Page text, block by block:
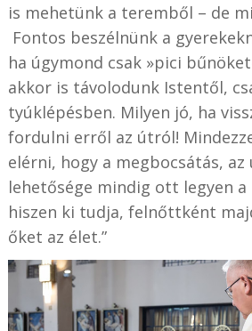
is mehetünk a teremből – de
Fontos beszélnünk a
ha úgymond csak »pici
akkor is távolodunk Istentől,
tyúklépésben. Milyen jó, ha
fordulni erről az útról!
elérni, hogy a megbocsátás, az
lehetősége mindig ott legyen a
hiszen ki tudja, felnőttként
őket az élet.”